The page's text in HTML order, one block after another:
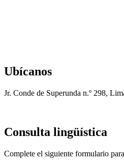
Ubícanos
Jr. Conde de Superunda n.º 298,
Consulta lingüística
Complete el siguiente formulario